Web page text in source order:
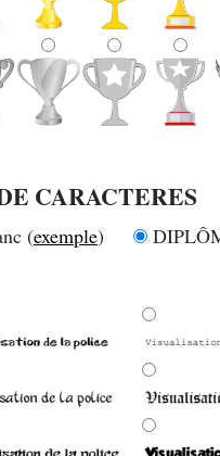
CARACTERES
(exemple)